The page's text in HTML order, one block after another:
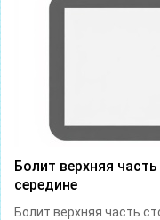
Болит верхняя
середине
Болит верхняя часть